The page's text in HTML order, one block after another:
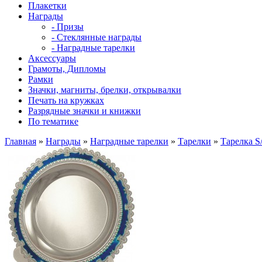
Плакетки
Награды
- Призы
- Стеклянные награды
- Наградные тарелки
Аксессуары
Грамоты, Дипломы
Рамки
Значки, магниты, брелки, открывалки
Печать на кружках
Разрядные значки и книжки
По тематике
Главная » Награды » Наградные тарелки » Тарелки » Тарелка